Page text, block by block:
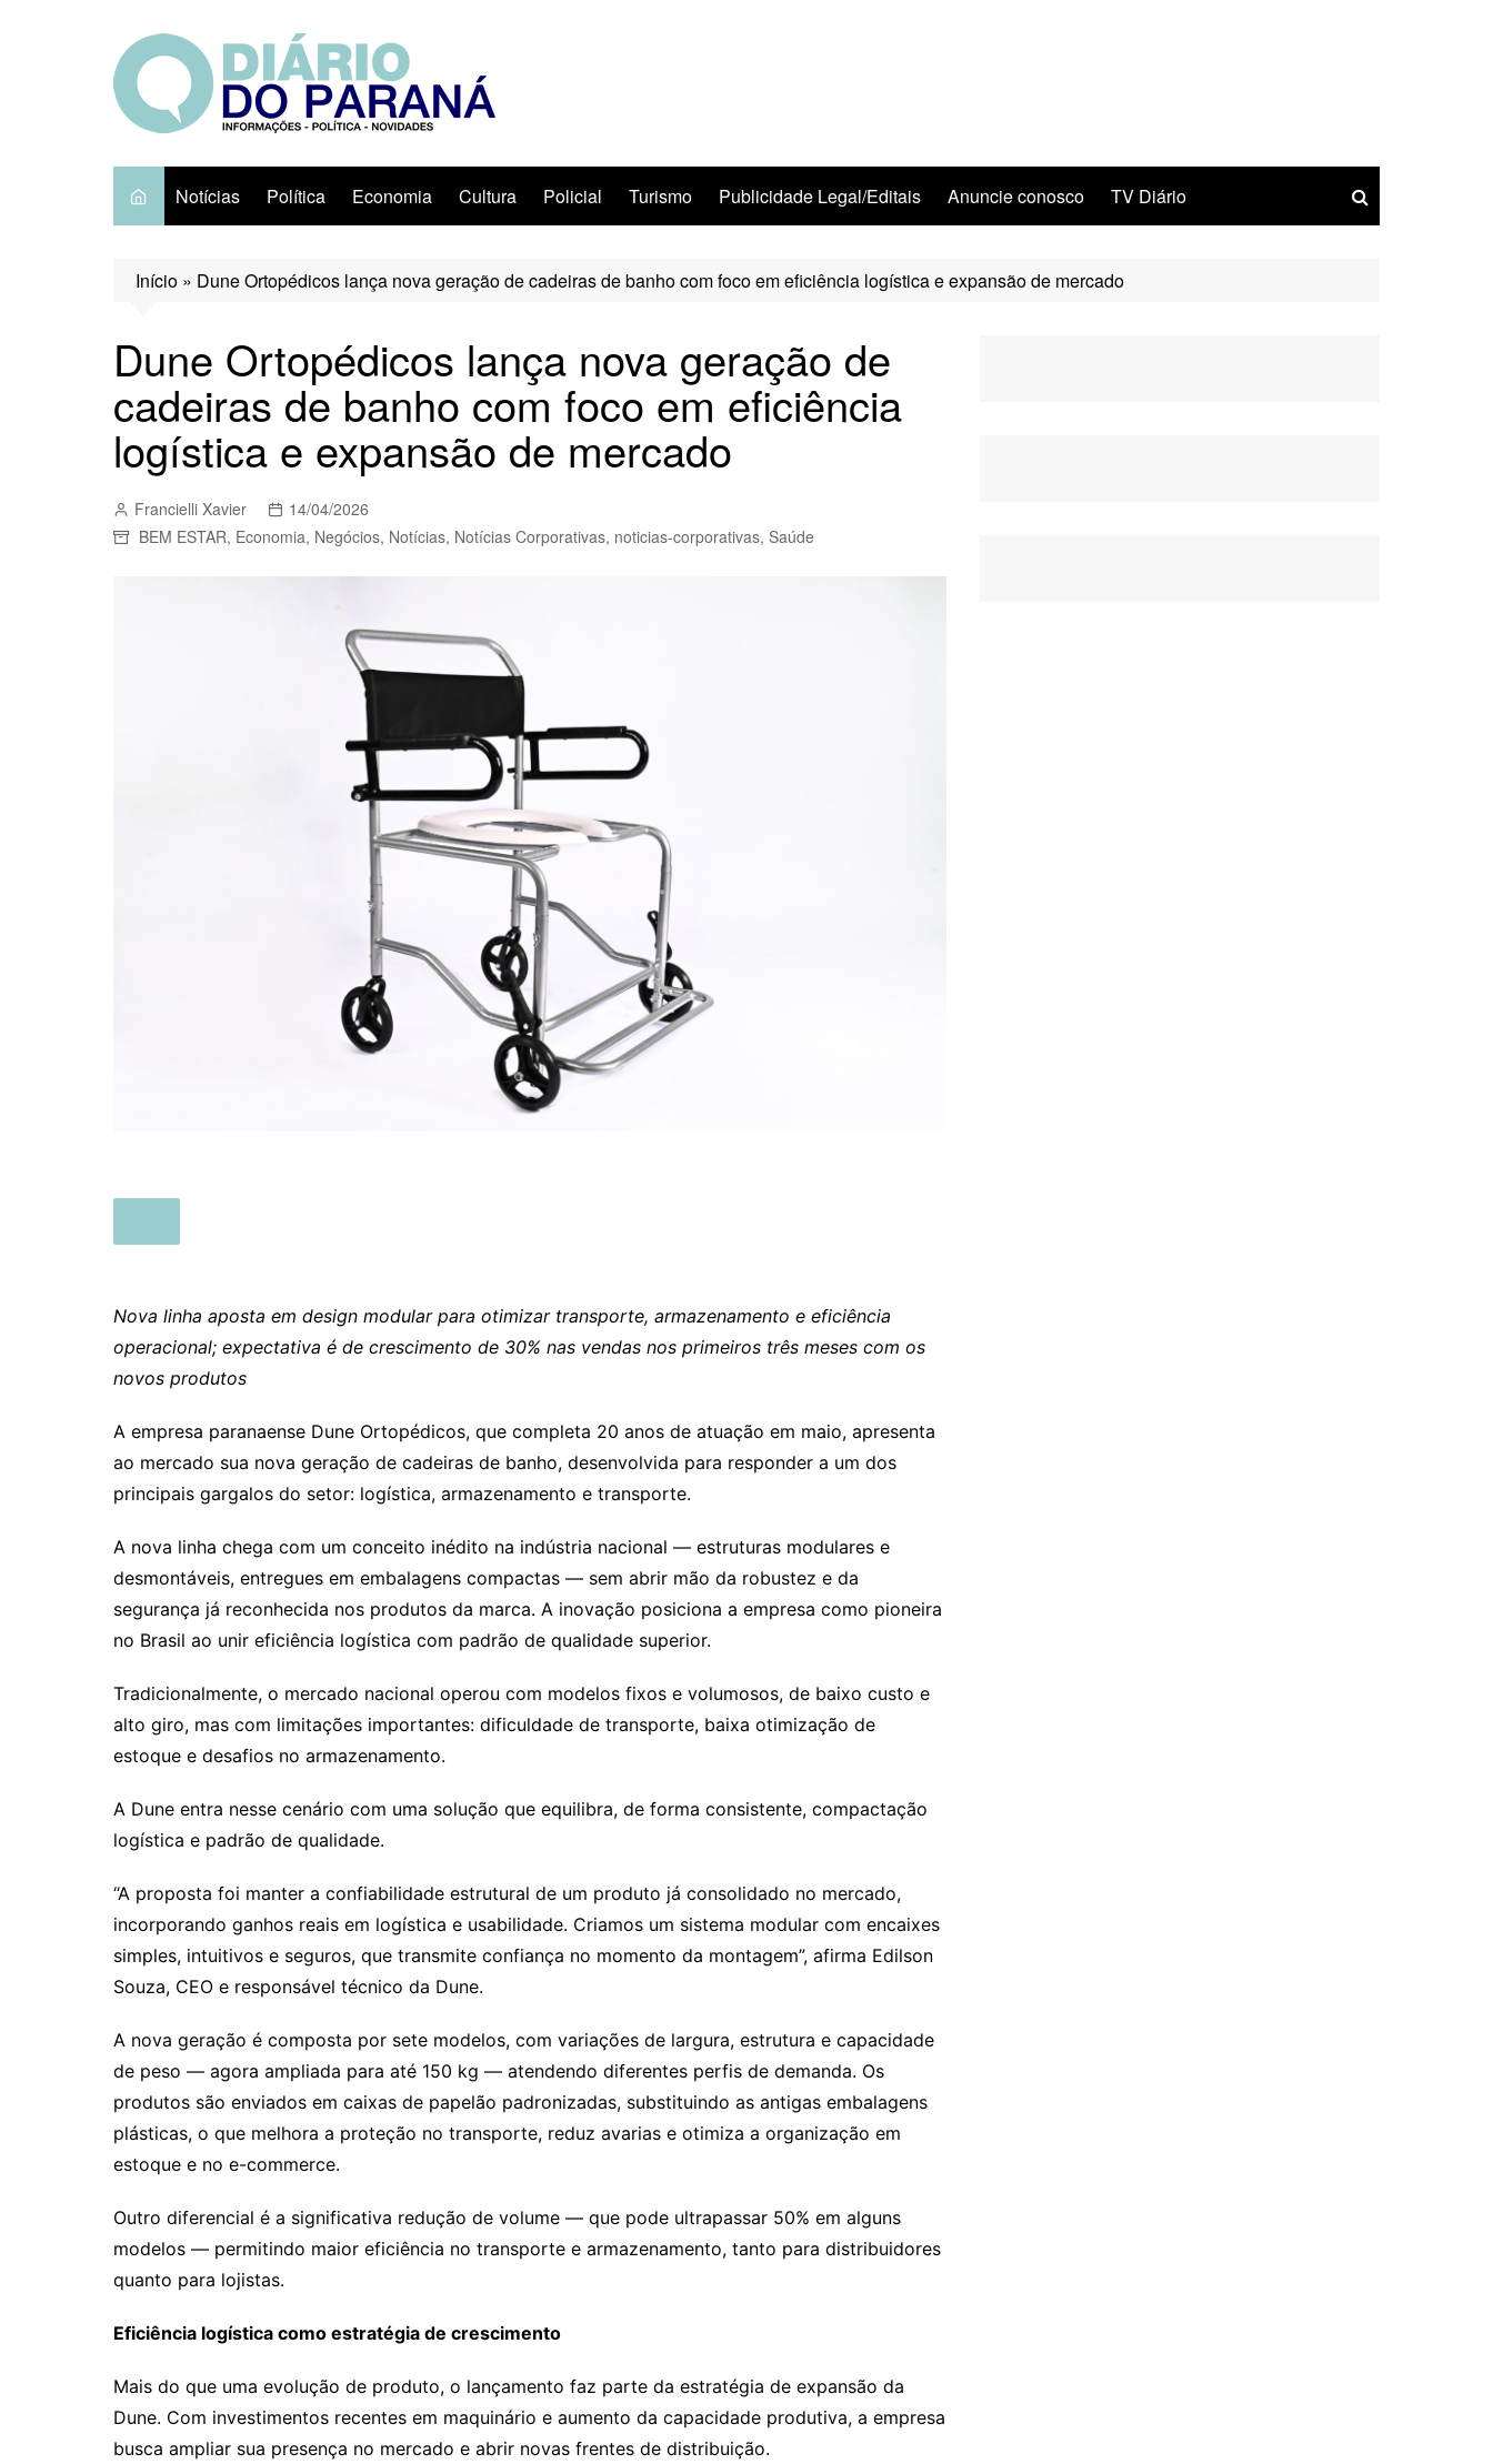
Notícias Política Economia Cultura Policial Turismo Publicidade Legal/Editais Anuncie conosco TV Diário
Início » Dune Ortopédicos lança nova geração de cadeiras de banho com foco em eficiência logística e expansão de mercado
Dune Ortopédicos lança nova geração de
cadeiras de banho com foco em eficiência
logística e expansão de mercado
Francielli Xavier
14/04/2026
BEM ESTAR, Economia, Negócios, Notícias, Notícias Corporativas, noticias-corporativas, Saúde
Nova linha aposta em design modular para otimizar transporte, armazenamento e eficiência
operacional; expectativa é de crescimento de 30% nas vendas nos primeiros três meses com os
novos produtos
A empresa paranaense Dune Ortopédicos, que completa 20 anos de atuação em maio, apresenta
ao mercado sua nova geração de cadeiras de banho, desenvolvida para responder a um dos
principais gargalos do setor: logística, armazenamento e transporte.
A nova linha chega com um conceito inédito na indústria nacional — estruturas modulares e
desmontáveis, entregues em embalagens compactas — sem abrir mão da robustez e da
segurança já reconhecida nos produtos da marca. A inovação posiciona a empresa como pioneira
no Brasil ao unir eficiência logística com padrão de qualidade superior.
Tradicionalmente, o mercado nacional operou com modelos fixos e volumosos, de baixo custo e
alto giro, mas com limitações importantes: dificuldade de transporte, baixa otimização de
estoque e desafios no armazenamento.
A Dune entra nesse cenário com uma solução que equilibra, de forma consistente, compactação
logística e padrão de qualidade.
“A proposta foi manter a confiabilidade estrutural de um produto já consolidado no mercado,
incorporando ganhos reais em logística e usabilidade. Criamos um sistema modular com encaixes
simples, intuitivos e seguros, que transmite confiança no momento da montagem”, afirma Edilson
Souza, CEO e responsável técnico da Dune.
A nova geração é composta por sete modelos, com variações de largura, estrutura e capacidade
de peso — agora ampliada para até 150 kg — atendendo diferentes perfis de demanda. Os
produtos são enviados em caixas de papelão padronizadas, substituindo as antigas embalagens
plásticas, o que melhora a proteção no transporte, reduz avarias e otimiza a organização em
estoque e no e-commerce.
Outro diferencial é a significativa redução de volume — que pode ultrapassar 50% em alguns
modelos — permitindo maior eficiência no transporte e armazenamento, tanto para distribuidores
quanto para lojistas.
Eficiência logística como estratégia de crescimento
Mais do que uma evolução de produto, o lançamento faz parte da estratégia de expansão da
Dune. Com investimentos recentes em maquinário e aumento da capacidade produtiva, a empresa
busca ampliar sua presença no mercado e abrir novas frentes de distribuição.